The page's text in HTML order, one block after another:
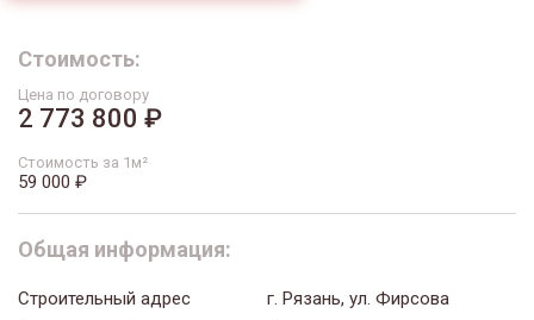
Стоимость:
Цена по договору
2 773 800 ₽
Стоимость за 1м²
59 000 ₽
Общая информация:
Строительный адрес
г. Рязань, ул. Фирсова